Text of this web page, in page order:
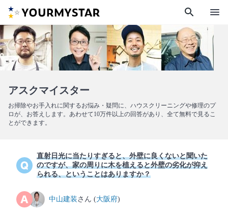
search menu
アスクマイスター
お掃除やお手入れに関するお悩み・疑問に、ハウスクリーニングや修理のプ
ロが、お答えします。あわせて10万件以上の回答があり、全て無料で見るこ
とができます。
直射日光に当たりすぎると、外壁に良くないと聞いた
のですが、家の周りに木を植えると外壁の劣化が抑え
られる、ということはありますか？
中山建装 さん (大阪府)